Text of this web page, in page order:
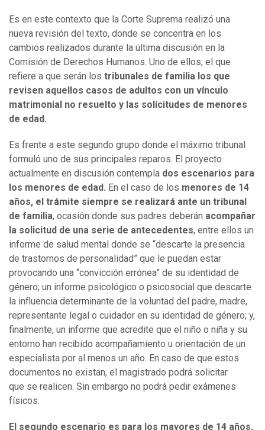
Es en este contexto que la Corte Suprema realizó una
nueva revisión del texto, donde se concentra en los
cambios realizados durante la última discusión en la
Comisión de Derechos Humanos. Uno de ellos, el que
refiere a que serán los tribunales de familia los que
revisen aquellos casos de adultos con un vínculo
matrimonial no resuelto y las solicitudes de menores
de edad.
Es frente a este segundo grupo donde el máximo tribunal
formuló uno de sus principales reparos. El proyecto
actualmente en discusión contempla dos escenarios para
los menores de edad. En el caso de los menores de 14
años, el trámite siempre se realizará ante un tribunal
de familia, ocasión donde sus padres deberán acompañar
la solicitud de una serie de antecedentes, entre ellos un
informe de salud mental donde se “descarte la presencia
de trastornos de personalidad” que le puedan estar
provocando una “convicción errónea” de su identidad de
género; un informe psicológico o psicosocial que descarte
la influencia determinante de la voluntad del padre, madre,
representante legal o cuidador en su identidad de género; y,
finalmente, un informe que acredite que el niño o niña y su
entorno han recibido acompañamiento u orientación de un
especialista por al menos un año. En caso de que estos
documentos no existan, el magistrado podrá solicitar
que se realicen. Sin embargo no podrá pedir exámenes
físicos.
El segundo escenario es para los mayores de 14 años,